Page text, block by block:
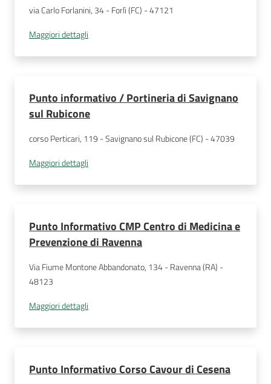
via Carlo Forlanini, 34 - Forlì (FC) - 47121
Maggiori dettagli
Punto informativo / Portineria di Savignano
sul Rubicone
corso Perticari, 119 - Savignano sul Rubicone (FC) - 47039
Maggiori dettagli
Punto Informativo CMP Centro di Medicina e
Prevenzione di Ravenna
Via Fiume Montone Abbandonato, 134 - Ravenna (RA) -
48123
Maggiori dettagli
Punto Informativo Corso Cavour di Cesena